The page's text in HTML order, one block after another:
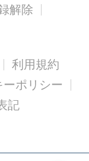
解除
利用規約
ーポリシー
記